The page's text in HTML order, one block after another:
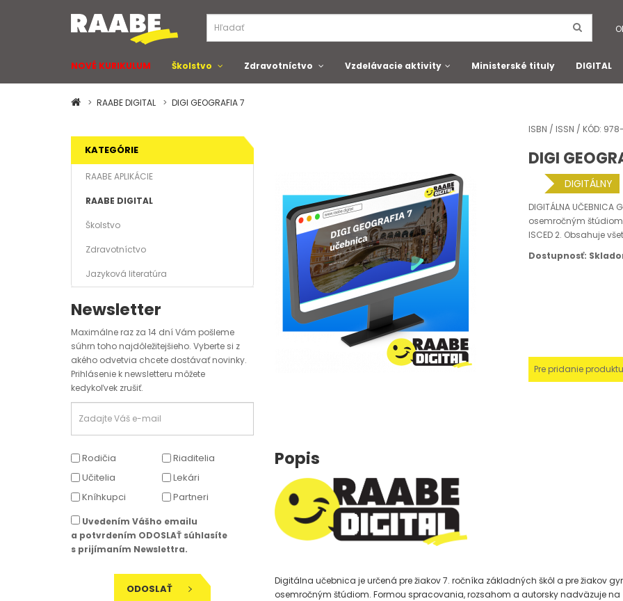
NOVÉ KURIKULUM Školstvo Zdravotníctvo Vzdelávacie aktivity Ministerské tituly DIGITAL
RAABE DIGITAL DIGI GEOGRAFIA 7
KATEGÓRIE
RAABE APLIKÁCIE
RAABE DIGITAL
Školstvo
Zdravotníctvo
Jazyková literatúra
Newsletter
Maximálne raz za 14 dní Vám pošleme
súhrn toho najdôležitejšieho. Vyberte si z
akého odvetvia chcete dostávať novinky.
Prihlásenie k newsletteru môžete
kedykoľvek zrušiť.
Rodičia
Riaditelia
Učitelia
Lekári
Kníhkupci
Partneri
Uvedením Vášho emailu
a potvrdením ODOSLAŤ súhlasíte
s prijímaním Newslettra.
ODOSLAŤ
ISBN / ISSN / KÓD:
DIGI
DIGITÁLNY
DIGITÁLNA
osemročným
ISCED 2. Obsahuje
Dostupnosť:
Pre pridanie
Popis
Digitálna učebnica je určená pre žiakov 7. ročníka základných škôl a pre žiakov
osemročným štúdiom. Formou spracovania, rozsahom a autorsky nadväzuje na